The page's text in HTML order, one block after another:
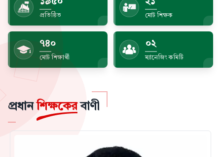
প্রতিষ্ঠিত মোট শিক্ষক
৭৪০
মোট শিক্ষার্থী
০২
ম্যানেজিং কমিটি
প্রধানশিক্ষকের বাণী